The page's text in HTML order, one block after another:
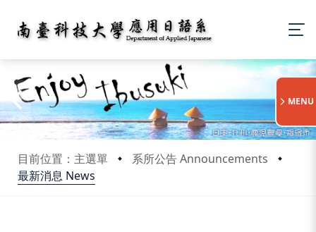
目前位置：主選單
系所公告 Announcements
最新消息 News
MENU